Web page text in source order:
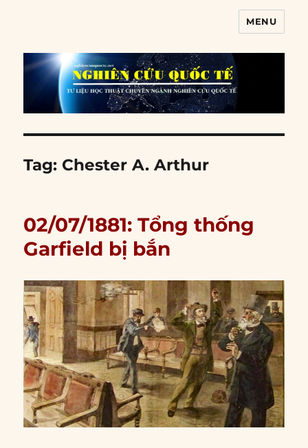
MENU
Tag: Chester A. Arthur
02/07/1881: Tổng thống
Garfield bị bắn